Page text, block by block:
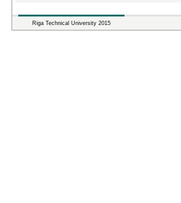
Riga Technical University 2015